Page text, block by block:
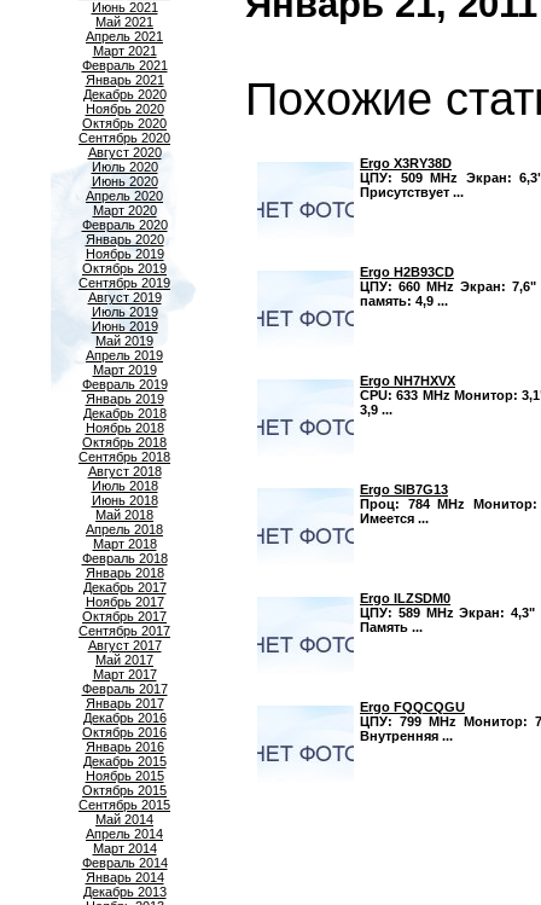
Июнь 2021
Май 2021
Апрель 2021
Март 2021
Февраль 2021
Январь 2021
Декабрь 2020
Ноябрь 2020
Октябрь 2020
Сентябрь 2020
Август 2020
Июль 2020
Июнь 2020
Апрель 2020
Март 2020
Февраль 2020
Январь 2020
Ноябрь 2019
Октябрь 2019
Сентябрь 2019
Август 2019
Июль 2019
Июнь 2019
Май 2019
Апрель 2019
Март 2019
Февраль 2019
Январь 2019
Декабрь 2018
Ноябрь 2018
Октябрь 2018
Сентябрь 2018
Август 2018
Июль 2018
Июнь 2018
Май 2018
Апрель 2018
Март 2018
Февраль 2018
Январь 2018
Декабрь 2017
Ноябрь 2017
Октябрь 2017
Сентябрь 2017
Август 2017
Май 2017
Март 2017
Февраль 2017
Январь 2017
Декабрь 2016
Октябрь 2016
Январь 2016
Декабрь 2015
Ноябрь 2015
Октябрь 2015
Сентябрь 2015
Май 2014
Апрель 2014
Март 2014
Февраль 2014
Январь 2014
Декабрь 2013
Похожие
Ergo X3RY38D
ЦПУ: 509 MHz Экран:
Присутствует ...
Ergo H2B93CD
ЦПУ: 660 MHz Экран: 7,6"
память: 4,9 ...
Ergo NH7HXVX
CPU: 633 MHz Монитор:
3,9 ...
Ergo SIB7G13
Проц: 784 MHz Монитор:
Имеется ...
Ergo ILZSDM0
ЦПУ: 589 MHz Экран: 4,3"
Память ...
Ergo FQQCQGU
ЦПУ: 799 MHz Монитор:
Внутренняя ...